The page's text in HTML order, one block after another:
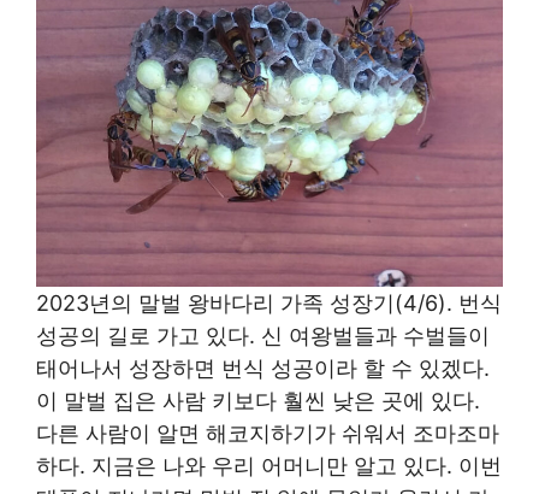
2023년의 말벌 왕바다리 가족 성장기(4/6). 번식
성공의 길로 가고 있다. 신 여왕벌들과 수벌들이
태어나서 성장하면 번식 성공이라 할 수 있겠다.
이 말벌 집은 사람 키보다 훨씬 낮은 곳에 있다.
다른 사람이 알면 해코지하기가 쉬워서 조마조마
하다. 지금은 나와 우리 어머니만 알고 있다. 이번